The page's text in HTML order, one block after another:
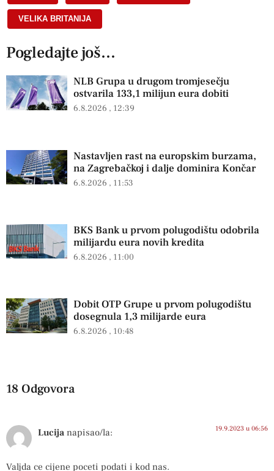
VELIKA BRITANIJA
Pogledajte još...
NLB Grupa u drugom tromjesečju
ostvarila 133,1 milijun eura dobiti
6.8.2026 12:39
Nastavljen rast na europskim burzama,
na Zagrebačkoj i dalje dominira Končar
6.8.2026 11:53
BKS Bank u prvom polugodištu odobrila
milijardu eura novih kredita
6.8.2026 11:00
Dobit OTP Grupe u prvom polugodištu
dosegnula 1,3 milijarde eura
6.8.2026 10:48
18 Odgovora
Lucija napisao/la: 19.9.2023 u 06:56
Valjda ce cijene poceti podati i kod nas.